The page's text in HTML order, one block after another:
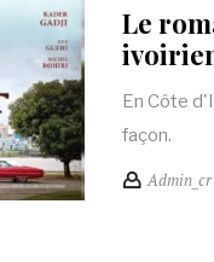
Le
En Côte
façon.
Admin_cr